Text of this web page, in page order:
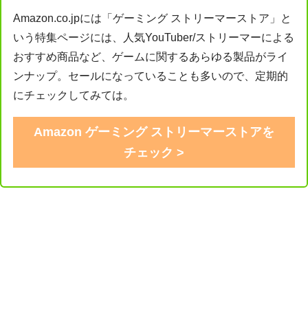
Amazon.co.jpには「ゲーミング ストリーマーストア」と
いう特集ページには、人気YouTuber/ストリーマーによる
おすすめ商品など、ゲームに関するあらゆる製品がライ
ンナップ。セールになっていることも多いので、定期的
にチェックしてみては。
Amazon ゲーミング ストリーマーストアを
チェック >